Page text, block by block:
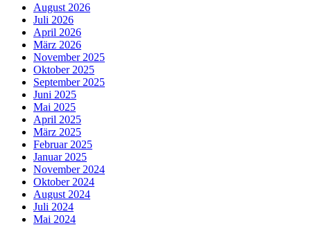
August 2026
Juli 2026
April 2026
März 2026
November 2025
Oktober 2025
September 2025
Juni 2025
Mai 2025
April 2025
März 2025
Februar 2025
Januar 2025
November 2024
Oktober 2024
August 2024
Juli 2024
Mai 2024